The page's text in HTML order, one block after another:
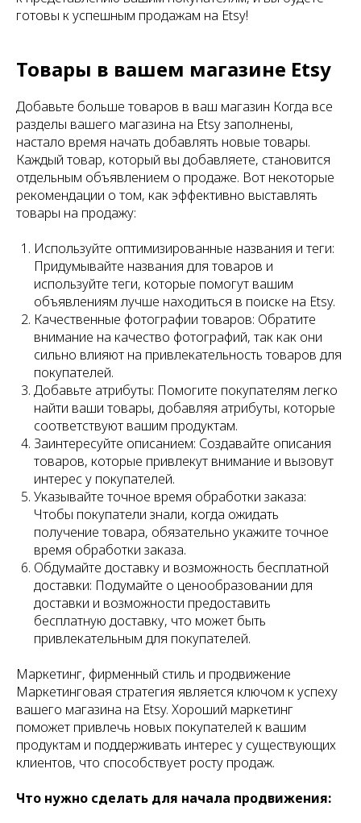
готовы к успешным продажам на Etsy!
Товары в вашем магазине Etsy
Добавьте больше товаров в ваш магазин Когда все
разделы вашего магазина на Etsy заполнены,
настало время начать добавлять новые товары.
Каждый товар, который вы добавляете, становится
отдельным объявлением о продаже. Вот некоторые
рекомендации о том, как эффективно выставлять
товары на продажу:
Используйте оптимизированные названия и теги:
Придумывайте названия для товаров и
используйте теги, которые помогут вашим
объявлениям лучше находиться в поиске на Etsy.
Качественные фотографии товаров: Обратите
внимание на качество фотографий, так как они
сильно влияют на привлекательность товаров для
покупателей.
Добавьте атрибуты: Помогите покупателям легко
найти ваши товары, добавляя атрибуты, которые
соответствуют вашим продуктам.
Заинтересуйте описанием: Создавайте описания
товаров, которые привлекут внимание и вызовут
интерес у покупателей.
Указывайте точное время обработки заказа:
Чтобы покупатели знали, когда ожидать
получение товара, обязательно укажите точное
время обработки заказа.
Обдумайте доставку и возможность бесплатной
доставки: Подумайте о ценообразовании для
доставки и возможности предоставить
бесплатную доставку, что может быть
привлекательным для покупателей.
Маркетинг, фирменный стиль и продвижение
Маркетинговая стратегия является ключом к успеху
вашего магазина на Etsy. Хороший маркетинг
поможет привлечь новых покупателей к вашим
продуктам и поддерживать интерес у существующих
клиентов, что способствует росту продаж.
Что нужно сделать для начала продвижения: